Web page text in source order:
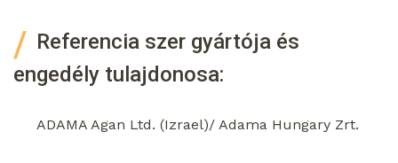
Referencia szer gyártója és
engedély tulajdonosa:
ADAMA Agan Ltd. (Izrael)/ Adama Hungary Zrt.